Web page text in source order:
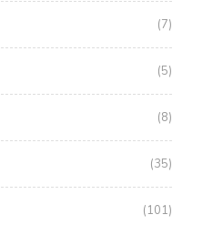
(7)
(5)
(8)
(35)
(101)